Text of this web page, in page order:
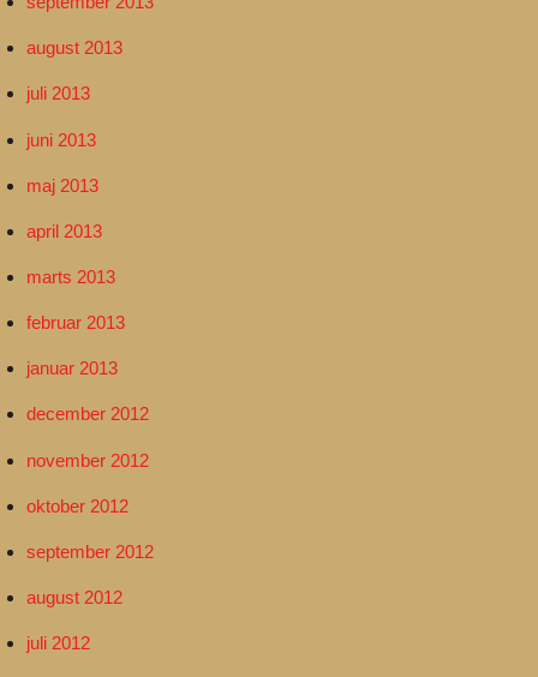
august 2013
juli 2013
juni 2013
maj 2013
april 2013
marts 2013
februar 2013
januar 2013
december 2012
november 2012
oktober 2012
september 2012
august 2012
juli 2012